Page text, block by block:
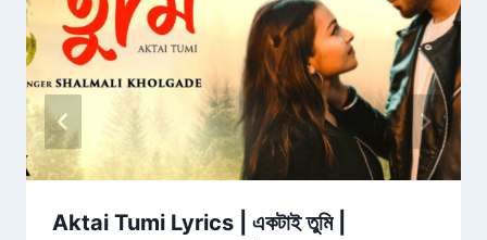
Aktai Tumi Lyrics | একটাই তুমি |